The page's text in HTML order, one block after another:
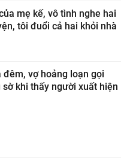
mẹ kế, vô tình nghe hai
tôi đuổi cả hai khỏi nhà
đêm, vợ hoảng loạn gọi
khi thấy người xuất hiện